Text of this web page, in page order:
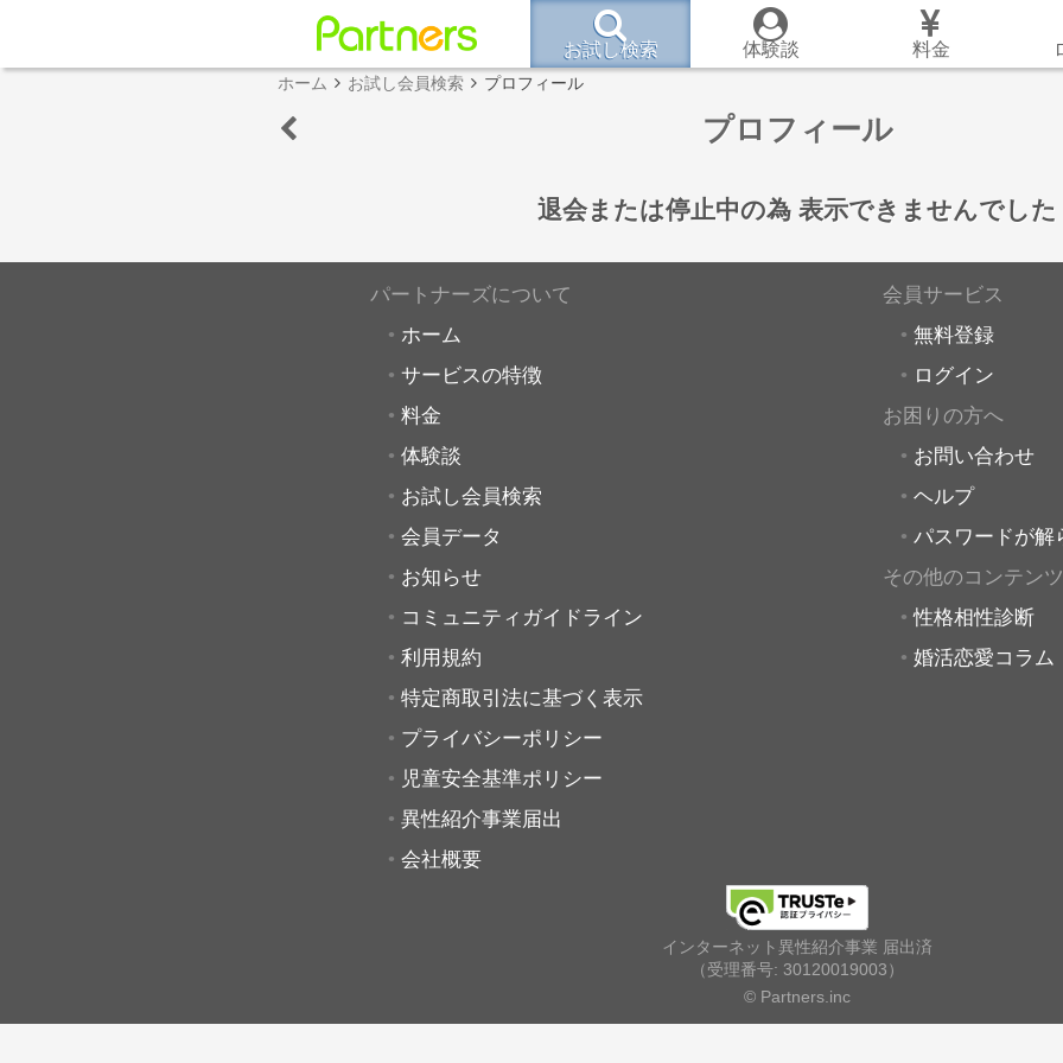
お試し検索 体験談 料金
ホーム お試し会員検索 プロフィール
プロフィール
退会または停止中の為 表示できませんでした
パートナーズについて
ホーム
サービスの特徴
料金
体験談
お試し会員検索
会員データ
お知らせ
コミュニティガイドライン
利用規約
特定商取引法に基づく表示
プライバシーポリシー
児童安全基準ポリシー
異性紹介事業届出
会社概要
会員サービス
無料登録
ログイン
お困りの方へ
お問い合わせ
ヘルプ
パスワードが解
その他のコンテンツ
性格相性診断
婚活恋愛コラム
インターネット異性紹介事業 届出済
（受理番号: 30120019003）
© Partners.inc